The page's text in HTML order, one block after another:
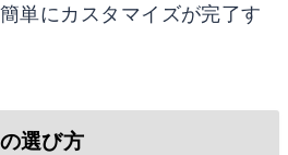
単にカスタマイズが完了す
選び方